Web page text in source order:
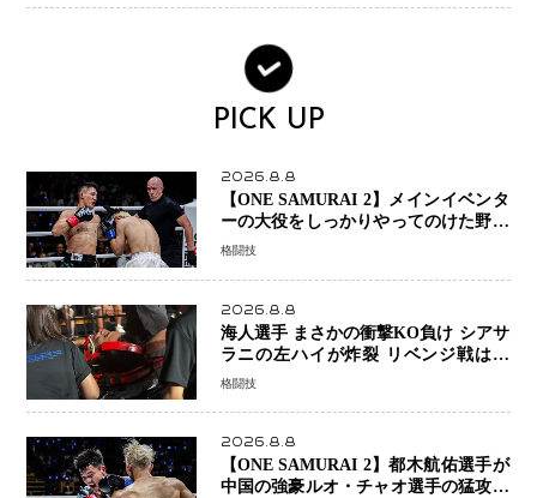
PICK UP
2026.8.8
【ONE SAMURAI 2】メインイベンタ
ーの大役をしっかりやってのけた野杁
正明が衝撃のリベンジ！ リウ・メン
ーで完全決着
格闘技
2026.8.8
海人選手 まさかの衝撃KO負け シアサ
ラニの左ハイが炸裂 リベンジ戦は一
瞬で決着
格闘技
2026.8.8
【ONE SAMURAI 2】都木航佑選手が
中国の強豪ルオ・チャオ選手の猛攻を